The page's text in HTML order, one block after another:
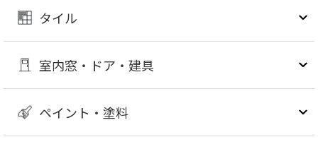
タイル
室内窓・ドア・建具
ペイント・塗料